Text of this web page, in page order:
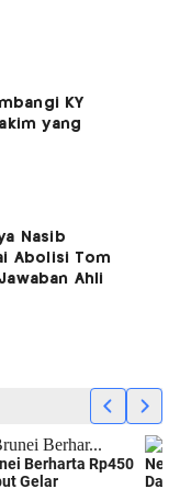
KY
yang
Nasib
Abolisi Tom
Ahli